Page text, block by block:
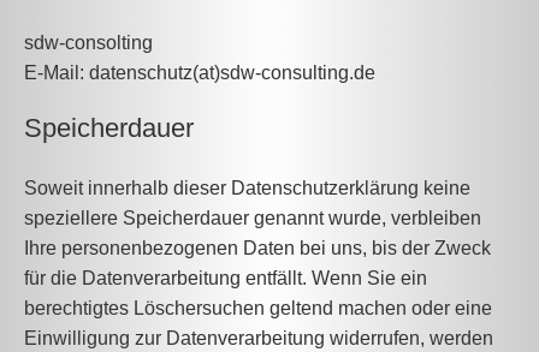
sdw-consolting
E-Mail: datenschutz(at)sdw-consulting.de
Speicherdauer
Soweit innerhalb dieser Datenschutzerklärung keine
speziellere Speicherdauer genannt wurde, verbleiben
Ihre personenbezogenen Daten bei uns, bis der Zweck
für die Datenverarbeitung entfällt. Wenn Sie ein
berechtigtes Löschersuchen geltend machen oder eine
Einwilligung zur Datenverarbeitung widerrufen, werden